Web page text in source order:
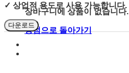
장바구니에 상품이 없습니다.
상점으로 돌아가기
✓ 상업적 용도로 사용 가능합니다.
다운로드